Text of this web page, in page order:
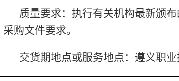
质量要求：执行有关机构最新颁
采购文件要求。
交货期地点或服务地点：遵义职